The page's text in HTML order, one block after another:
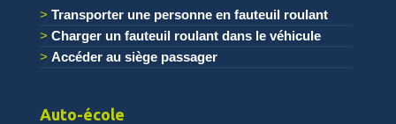
Transporter une personne en fauteuil roulant
Charger un fauteuil roulant dans le véhicule
Accéder au siège passager
Auto-école